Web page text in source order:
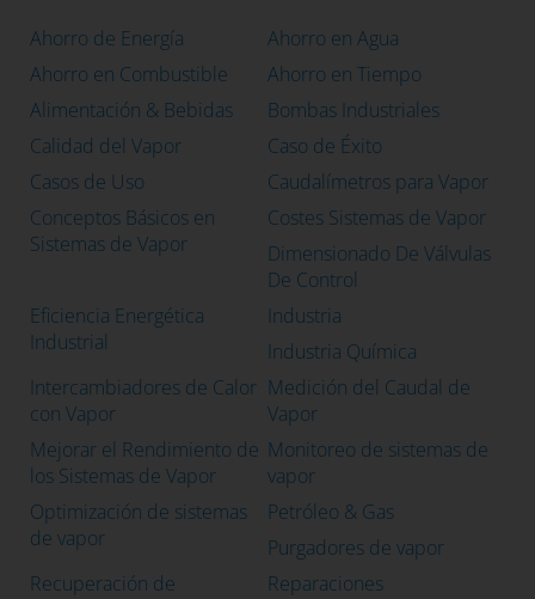
Ahorro de Energía
Ahorro en Agua
Ahorro en Combustible
Ahorro en Tiempo
Alimentación & Bebidas
Bombas Industriales
Calidad del Vapor
Caso de Éxito
Casos de Uso
Caudalímetros para Vapor
Conceptos Básicos en
Sistemas de Vapor
Costes Sistemas de Vapor
Dimensionado De Válvulas
De Control
Eficiencia Energética
Industrial
Industria
Industria Química
Intercambiadores de Calor
con Vapor
Medición del Caudal de
Vapor
Mejorar el Rendimiento de
los Sistemas de Vapor
Monitoreo de sistemas de
vapor
Optimización de sistemas
de vapor
Petróleo & Gas
Purgadores de vapor
Recuperación de
Reparaciones